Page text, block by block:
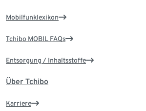
Mobilfunklexikon
Tchibo MOBIL FAQs
Entsorgung / Inhaltsstoffe
Über Tchibo
Karriere